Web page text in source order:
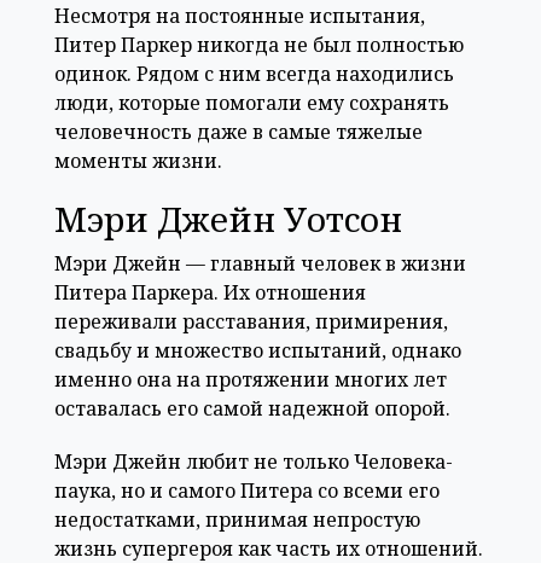
Несмотря на постоянные испытания,
Питер Паркер никогда не был полностью
одинок. Рядом с ним всегда находились
люди, которые помогали ему сохранять
человечность даже в самые тяжелые
моменты жизни.
Мэри Джейн Уотсон
Мэри Джейн — главный человек в жизни
Питера Паркера. Их отношения
переживали расставания, примирения,
свадьбу и множество испытаний, однако
именно она на протяжении многих лет
оставалась его самой надежной опорой.
Мэри Джейн любит не только Человека-
паука, но и самого Питера со всеми его
недостатками, принимая непростую
жизнь супергероя как часть их отношений.